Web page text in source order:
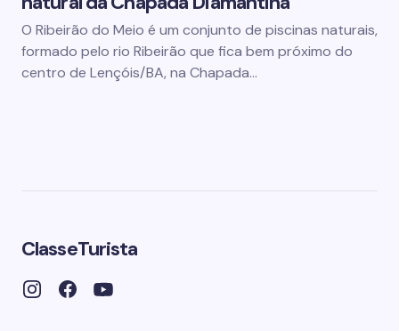
O Ribeirão do Meio é um conjunto de piscinas naturais,
formado pelo rio Ribeirão que fica bem próximo do
centro de Lençóis/BA, na Chapada…
ClasseTurista